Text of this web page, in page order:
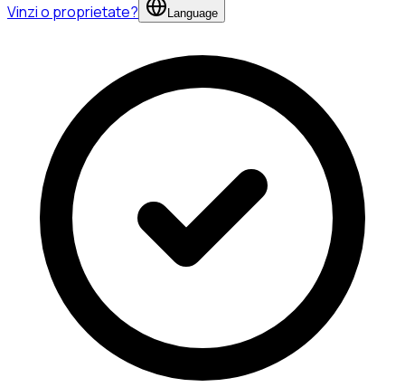
Vinzi o proprietate?
Language